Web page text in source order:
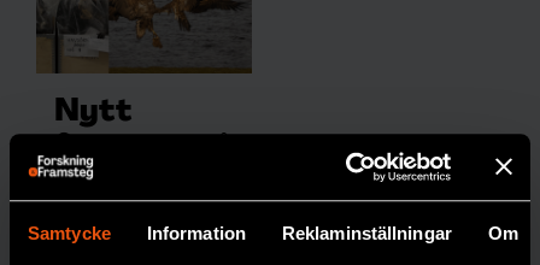
Samtycke Information Reklaminställningar Om
Nytt
frysrum på
Naturhistor
iska säkrar